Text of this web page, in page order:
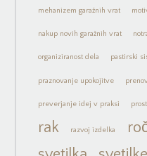
mehanizem garažnih vrat
nakup novih garažnih vrat
organiziranost dela pastirski
praznovanje upokojitve
preverjanje idej v praksi
rak razvoj izdelka